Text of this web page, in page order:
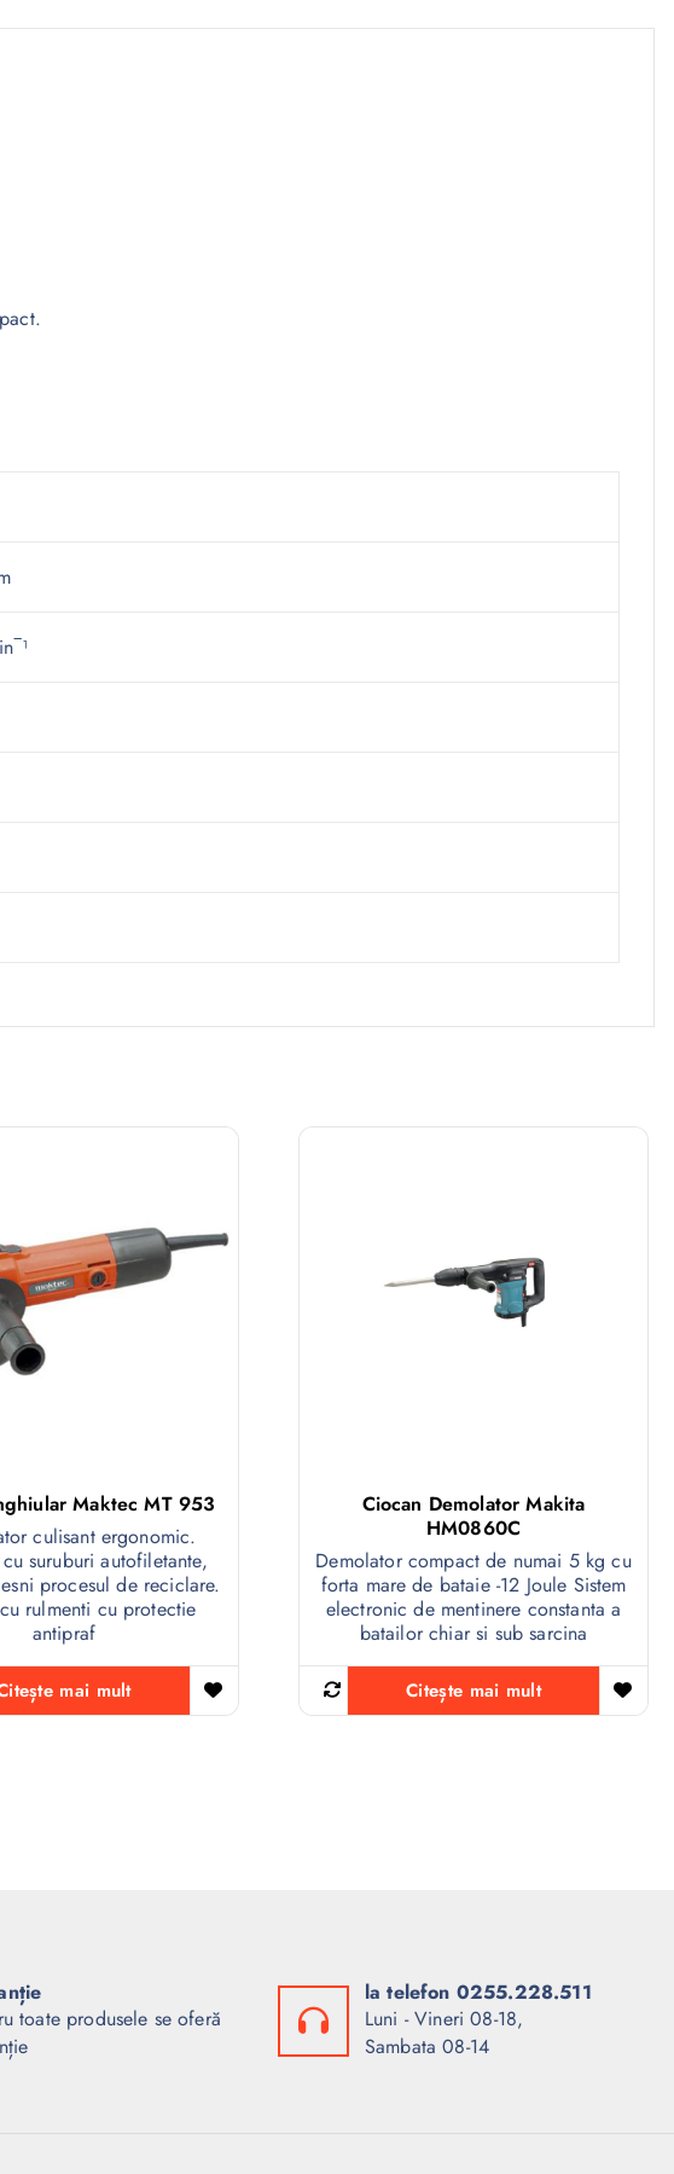
Maktec MT 953
culisant ergonomic.
suruburi autofiletante,
procesul de reciclare.
rulmenti cu protectie
antipraf
mai mult
Ciocan Demolator Makita
HM0860C
Demolator compact de numai 5 kg cu
forta mare de bataie -12 Joule Sistem
electronic de mentinere constanta a
batailor chiar si sub sarcina
Citește mai mult
toate produsele se oferă
la telefon 0255.228.511
Luni - Vineri 08-18,
Sambata 08-14